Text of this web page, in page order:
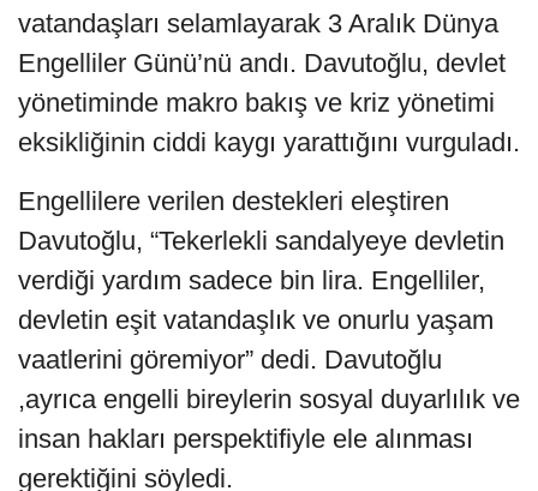
vatandaşları selamlayarak 3 Aralık Dünya
Engelliler Günü’nü andı. Davutoğlu, devlet
yönetiminde makro bakış ve kriz yönetimi
eksikliğinin ciddi kaygı yarattığını vurguladı.
Engellilere verilen destekleri eleştiren
Davutoğlu, “Tekerlekli sandalyeye devletin
verdiği yardım sadece bin lira. Engelliler,
devletin eşit vatandaşlık ve onurlu yaşam
vaatlerini göremiyor” dedi. Davutoğlu
,ayrıca engelli bireylerin sosyal duyarlılık ve
insan hakları perspektifiyle ele alınması
gerektiğini söyledi.